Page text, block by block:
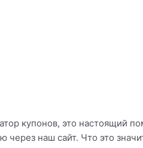
купонов, это
наш сайт. Что это